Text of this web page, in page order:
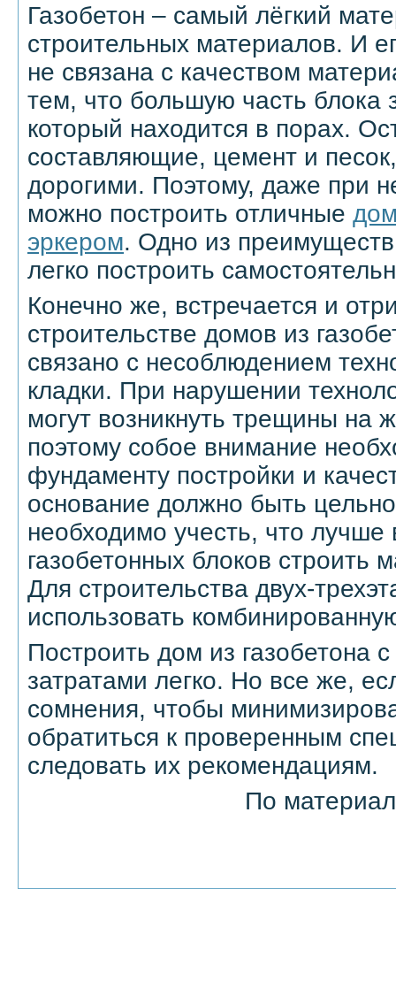
Газобетон – самый лёгкий
строительных материалов. И
не связана с качеством
тем, что большую часть блока
который находится в порах.
составляющие, цемент и
дорогими. Поэтому, даже при
можно построить отличные
эркером. Одно из
легко построить
Конечно же, встречается и
строительстве домов из
связано с несоблюдением
кладки. При нарушении
могут возникнуть трещины на
поэтому собое внимание
фундаменту постройки и
основание должно быть
необходимо учесть, что лучше
газобетонных блоков строить
Для строительства двух-
использовать
Построить дом из газобетона
затратами легко. Но все же,
сомнения, чтобы
обратиться к проверенным
следовать их рекомендациям.
По